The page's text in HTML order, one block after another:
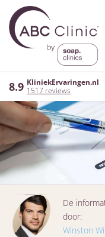
8.9 KliniekErvaringen.nl
1517 reviews
De
door:
Winston